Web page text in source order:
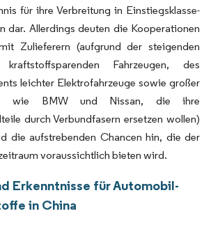
für ihre Verbreitung in Einstiegsklasse-
dar. Allerdings deuten die Kooperationen
Zulieferern (aufgrund der steigenden
Fahrzeugen, des
leichter Elektrofahrzeuge sowie großer
wie BMW und Nissan, die ihre
durch Verbundfasern ersetzen wollen)
die aufstrebenden Chancen hin, die der
voraussichtlich bieten wird.
Erkenntnisse für Automobil-
in China